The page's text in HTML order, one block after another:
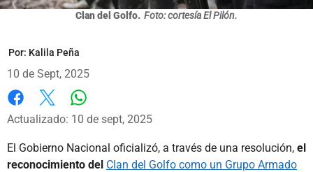
Clan del Golfo. Foto: cortesía El Pilón.
Por: Kalila Peña
10 de Sept, 2025
Facebook
X
Actualizado: 10 de sept, 2025
El Gobierno Nacional oficializó, a través de una resolución, el
reconocimiento del Clan del Golfo como un Grupo Armado